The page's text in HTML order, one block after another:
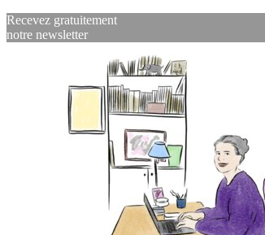
Recevez gratuitement
notre newsletter